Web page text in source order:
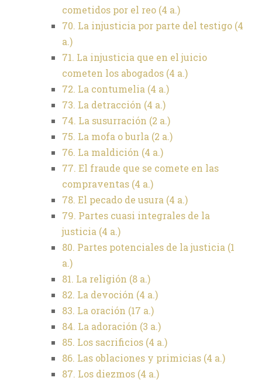
cometidos por el reo (4 a.)
70. La injusticia por parte del testigo (4
a.)
71. La injusticia que en el juicio
cometen los abogados (4 a.)
72. La contumelia (4 a.)
73. La detracción (4 a.)
74. La susurración (2 a.)
75. La mofa o burla (2 a.)
76. La maldición (4 a.)
77. El fraude que se comete en las
compraventas (4 a.)
78. El pecado de usura (4 a.)
79. Partes cuasi integrales de la
justicia (4 a.)
80. Partes potenciales de la justicia (1
a.)
81. La religión (8 a.)
82. La devoción (4 a.)
83. La oración (17 a.)
84. La adoración (3 a.)
85. Los sacrificios (4 a.)
86. Las oblaciones y primicias (4 a.)
87. Los diezmos (4 a.)